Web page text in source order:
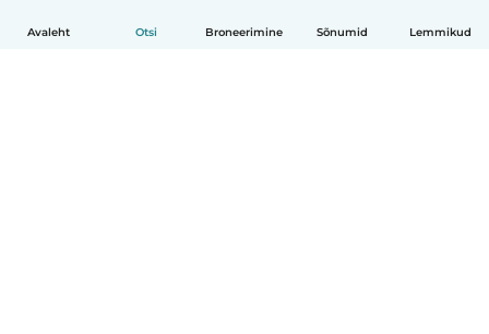
Avaleht Otsi Broneerimine Sõnumid Lemmikud